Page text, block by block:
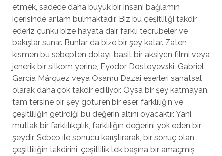
etmek, sadece daha büyük bir insani bağlamın
içerisinde anlam bulmaktadır. Biz bu çeşitliliği takdir
ederiz çünkü bize hayata dair farklı tecrübeler ve
bakışlar sunar. Bunlar da bize bir şey katar. Zaten
kısmen bu sebepten dolayı, basit bir aksiyon filmi veya
jenerik bir sitkom yerine, Fyodor Dostoyevski, Gabriel
García Márquez veya Osamu Dazai eserleri sanatsal
olarak daha çok takdir ediliyor. Oysa bir şey katmayan,
tam tersine bir şey götüren bir eser, farklılığın ve
çeşitliliğin getirdiği bu değerin altını oyacaktır. Yani,
mutlak bir farklılıkçılık, farklılığın değerini yok eden bir
şeydir. Sebep ile sonucu karıştırarak, bir sonuç olan
çeşitliliğin takdirini, çeşitlilik tek başına bir amaçmış